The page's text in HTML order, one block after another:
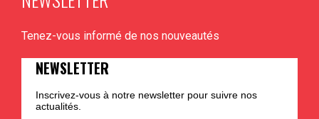
Tenez-vous informé de nos nouveautés
NEWSLETTER
Inscrivez-vous à notre newsletter pour suivre nos
actualités.